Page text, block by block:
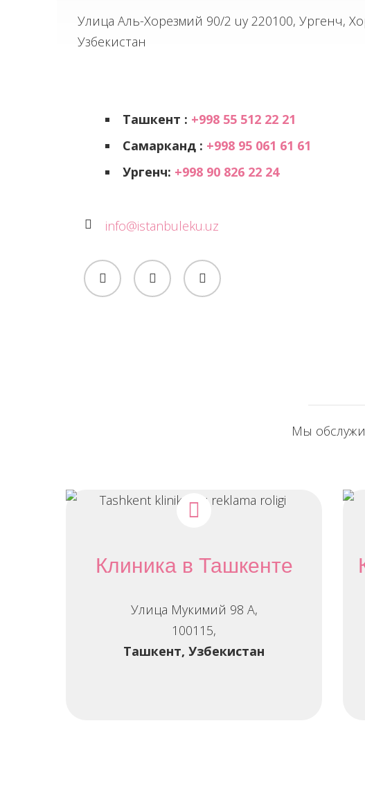
Улица Аль-Хорезмий 90/2 uy 220100, Ургенч,
Узбекистан
Ташкент : +998 55 512 22 21
Самарканд : +998 95 061 61 61
Ургенч: +998 90 826 22 24
info@istanbuleku.uz
Мы
Клиника в Ташкенте
Улица Мукимий 98 A,
100115,
Ташкент, Узбекистан